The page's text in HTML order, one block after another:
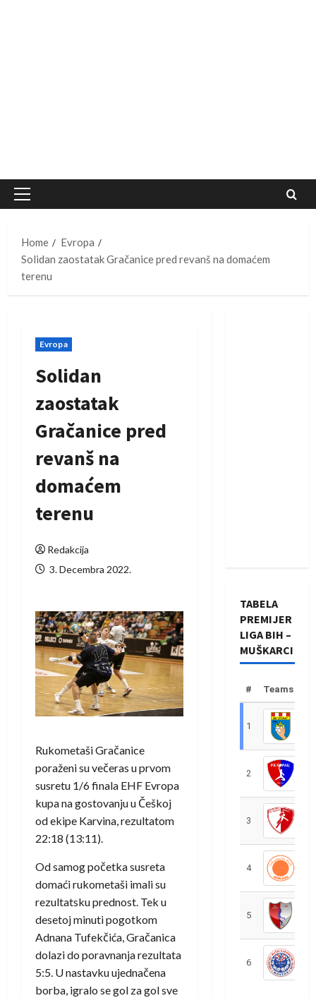
Primary
Home
Evropa
Solidan zaostatak Gračanice pred revanš na domaćem
terenu
Evropa
Solidan
zaostatak
Gračanice pred
revanš na
domaćem
terenu
Redakcija
3. Decembra 2022.
Rukometaši Gračanice
poraženi su večeras u prvom
susretu 1/6 finala EHF Evropa
kupa na gostovanju u Češkoj
od ekipe Karvina, rezultatom
22:18 (13:11).
Od samog početka susreta
domaći rukometaši imali su
rezultatsku prednost. Tek u
desetoj minuti pogotkom
Adnana Tufekčića, Gračanica
dolazi do poravnanja rezultata
5:5. U nastavku ujednačena
borba, igralo se gol za gol sve
TABELA
PREMIJER
LIGA BIH –
MUŠKARCI
# Teams
1
2
3
4
5
6